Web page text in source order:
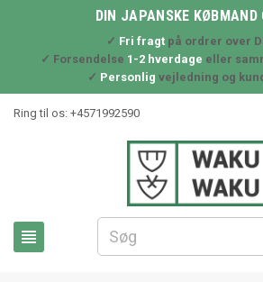
DIN JAPANSKE KØBMAND
✓ Fri fragtpå ordrer over
✓ Forsendelse 1-2 hverdage eller
✓ Personlig vejledning og
Ring til os: +4571992590
